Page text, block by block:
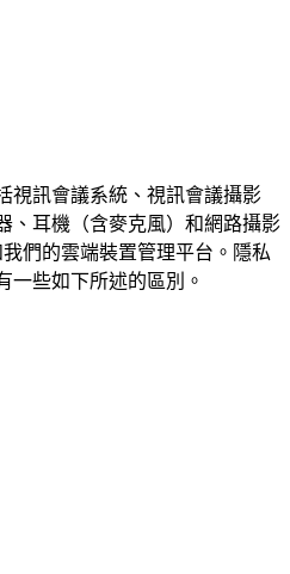
視訊會議系統、視訊會議攝影
、耳機（含麥克風）和網路攝影
們的雲端裝置管理平台。隱私
一些如下所述的區別。